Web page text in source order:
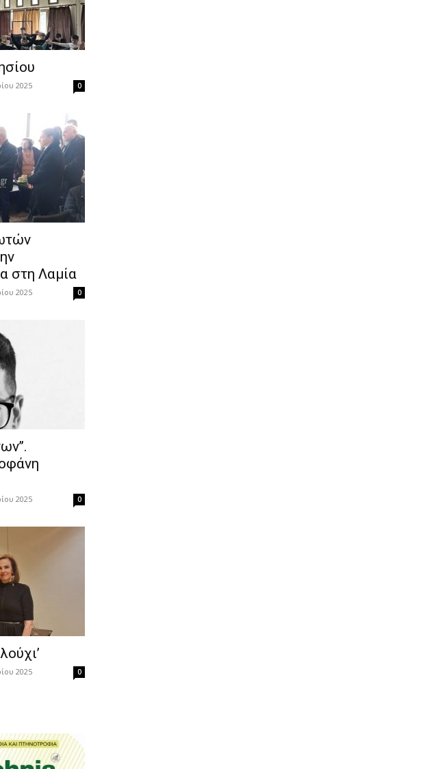
2025 0
στη Λαμία
2025 0
2025 0
2025 0